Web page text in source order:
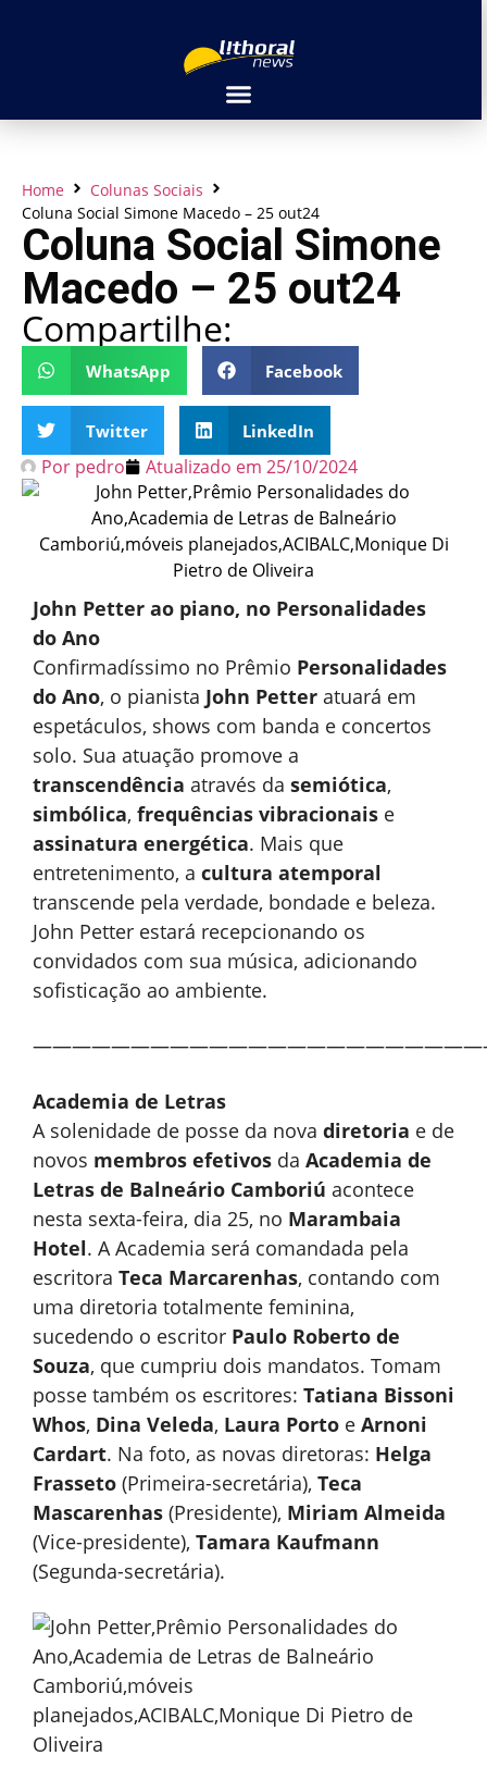
Home
Colunas Sociais
Coluna Social Simone Macedo – 25 out24
Coluna Social Simone
Macedo – 25 out24
Compartilhe:
WhatsApp Facebook
Twitter LinkedIn
Por pedro Atualizado em 25/10/2024
John Petter ao piano, no Personalidades
do Ano
Confirmadíssimo no Prêmio Personalidades
do Ano, o pianista John Petter atuará em
espetáculos, shows com banda e concertos
solo. Sua atuação promove a
transcendência através da semiótica,
simbólica, frequências vibracionais e
assinatura energética. Mais que
entretenimento, a cultura atemporal
transcende pela verdade, bondade e beleza.
John Petter estará recepcionando os
convidados com sua música, adicionando
sofisticação ao ambiente.
Academia de Letras
A solenidade de posse da nova diretoria e de
novos membros efetivos da Academia de
Letras de Balneário Camboriú acontece
nesta sexta-feira, dia 25, no Marambaia
Hotel. A Academia será comandada pela
escritora Teca Marcarenhas, contando com
uma diretoria totalmente feminina,
sucedendo o escritor Paulo Roberto de
Souza, que cumpriu dois mandatos. Tomam
posse também os escritores: Tatiana Bissoni
Whos, Dina Veleda, Laura Porto e Arnoni
Cardart. Na foto, as novas diretoras: Helga
Frasseto (Primeira-secretária), Teca
Mascarenhas (Presidente), Miriam Almeida
(Vice-presidente), Tamara Kaufmann
(Segunda-secretária).